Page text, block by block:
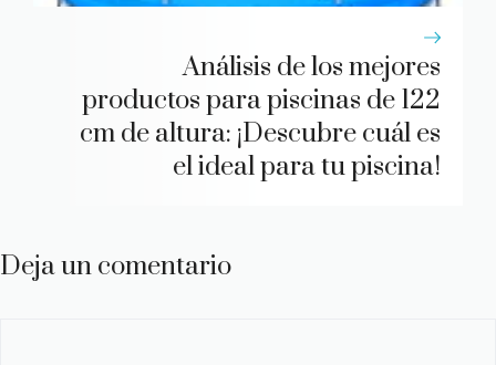
Análisis de los mejores
productos para piscinas de 122
cm de altura: ¡Descubre cuál es
el ideal para tu piscina!
Deja un comentario